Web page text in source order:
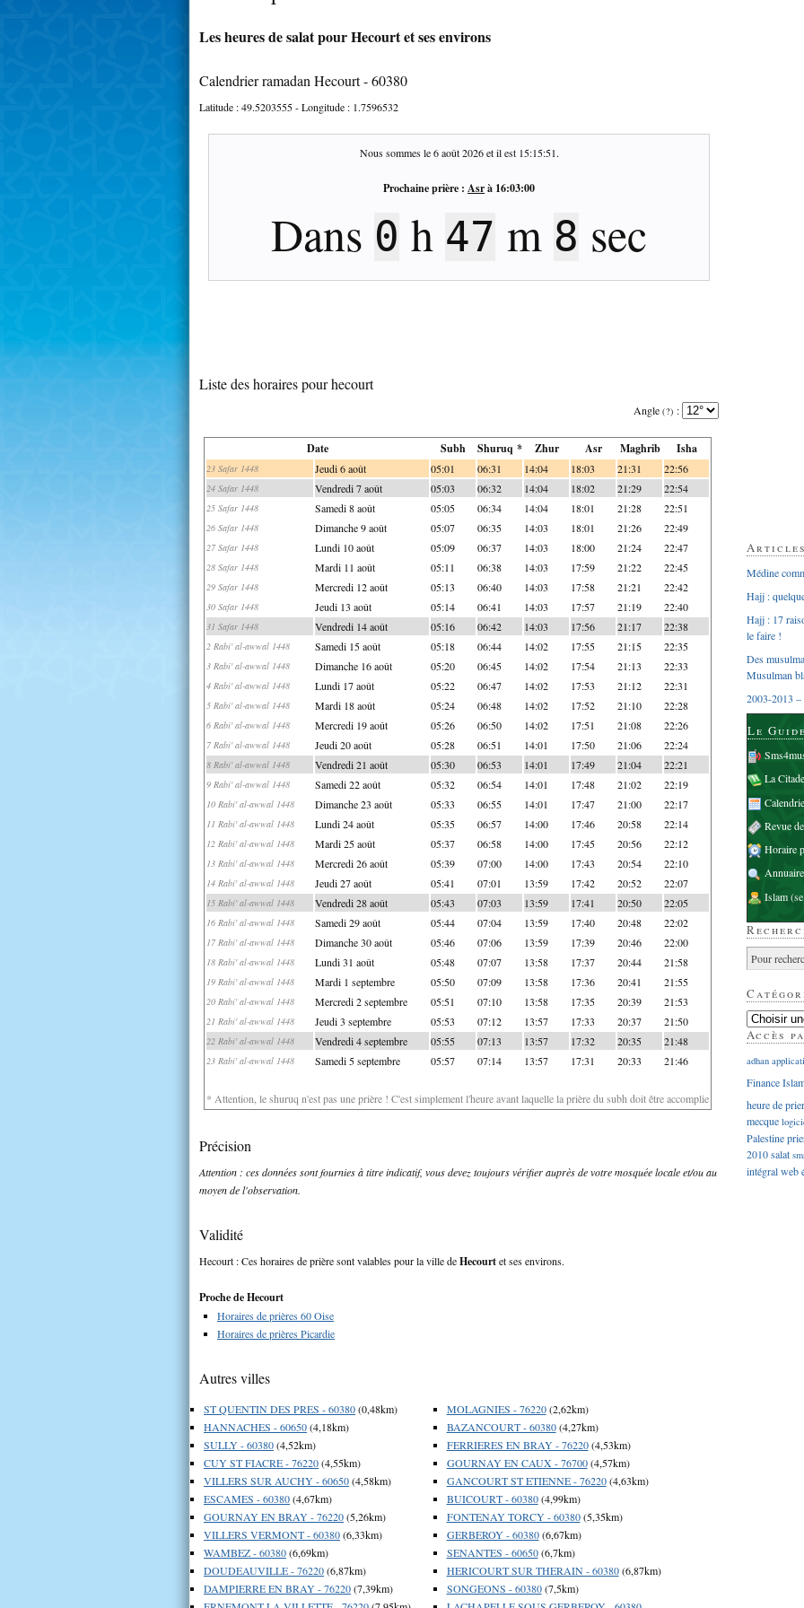
Les heures de salat pour Hecourt et ses environs
Calendrier ramadan Hecourt - 60380
Latitude :49.5203555- Longitude : 1.7596532
Nous sommes le6 août 2026et il est 15:15:52.
Prochaine prière : Asrà 16:03:00
Dans 0 h 47 m 7 sec
Liste des horaires pour hecourt
Angle (?) :
Date Subh Shuruq * Zhur Asr Maghrib Isha
23 Safar 1448 Jeudi 6 août 05:01 06:31 14:04 18:03 21:31 22:56
24 Safar 1448 Vendredi 7 août 05:03 06:32 14:04 18:02 21:29 22:54
25 Safar 1448 Samedi 8 août 05:05 06:34 14:04 18:01 21:28 22:51
26 Safar 1448 Dimanche 9 août 05:07 06:35 14:03 18:01 21:26 22:49
27 Safar 1448 Lundi 10 août 05:09 06:37 14:03 18:00 21:24 22:47
28 Safar 1448 Mardi 11 août 05:11 06:38 14:03 17:59 21:22 22:45
29 Safar 1448 Mercredi 12 août 05:13 06:40 14:03 17:58 21:21 22:42
30 Safar 1448 Jeudi 13 août 05:14 06:41 14:03 17:57 21:19 22:40
31 Safar 1448 Vendredi 14 août 05:16 06:42 14:03 17:56 21:17 22:38
2 Rabi' al-awwal 1448 Samedi 15 août 05:18 06:44 14:02 17:55 21:15 22:35
3 Rabi' al-awwal 1448 Dimanche 16 août 05:20 06:45 14:02 17:54 21:13 22:33
4 Rabi' al-awwal 1448 Lundi 17 août 05:22 06:47 14:02 17:53 21:12 22:31
5 Rabi' al-awwal 1448 Mardi 18 août 05:24 06:48 14:02 17:52 21:10 22:28
6 Rabi' al-awwal 1448 Mercredi 19 août 05:26 06:50 14:02 17:51 21:08 22:26
7 Rabi' al-awwal 1448 Jeudi 20 août 05:28 06:51 14:01 17:50 21:06 22:24
8 Rabi' al-awwal 1448 Vendredi 21 août 05:30 06:53 14:01 17:49 21:04 22:21
9 Rabi' al-awwal 1448 Samedi 22 août 05:32 06:54 14:01 17:48 21:02 22:19
10 Rabi' al-awwal 1448 Dimanche 23 août 05:33 06:55 14:01 17:47 21:00 22:17
11 Rabi' al-awwal 1448 Lundi 24 août 05:35 06:57 14:00 17:46 20:58 22:14
12 Rabi' al-awwal 1448 Mardi 25 août 05:37 06:58 14:00 17:45 20:56 22:12
13 Rabi' al-awwal 1448 Mercredi 26 août 05:39 07:00 14:00 17:43 20:54 22:10
14 Rabi' al-awwal 1448 Jeudi 27 août 05:41 07:01 13:59 17:42 20:52 22:07
15 Rabi' al-awwal 1448 Vendredi 28 août 05:43 07:03 13:59 17:41 20:50 22:05
16 Rabi' al-awwal 1448 Samedi 29 août 05:44 07:04 13:59 17:40 20:48 22:02
17 Rabi' al-awwal 1448 Dimanche 30 août 05:46 07:06 13:59 17:39 20:46 22:00
18 Rabi' al-awwal 1448 Lundi 31 août 05:48 07:07 13:58 17:37 20:44 21:58
19 Rabi' al-awwal 1448 Mardi 1 septembre 05:50 07:09 13:58 17:36 20:41 21:55
20 Rabi' al-awwal 1448 Mercredi 2 septembre 05:51 07:10 13:58 17:35 20:39 21:53
21 Rabi' al-awwal 1448 Jeudi 3 septembre 05:53 07:12 13:57 17:33 20:37 21:50
22 Rabi' al-awwal 1448 Vendredi 4 septembre 05:55 07:13 13:57 17:32 20:35 21:48
23 Rabi' al-awwal 1448 Samedi 5 septembre 05:57 07:14 13:57 17:31 20:33 21:46
* Attention, le shuruq n'est pas une prière ! C'est simplement l'heure avant laquelle la prière du subh doit être accomplie
Précision
Attention : ces données sont fournies à titre indicatif, vous devez toujours vérifier auprès de votre mosquée locale et/ou au
moyen de l'observation.
Validité
Hecourt : Ces horaires de prière sont valables pour la ville deHecourtet ses environs.
Proche de Hecourt
Horaires de prières 60 Oise
Horaires de prières Picardie
Autres villes
ST QUENTIN DES PRES - 60380(0,48km)
HANNACHES - 60650(4,18km)
SULLY - 60380(4,52km)
CUY ST FIACRE - 76220(4,55km)
VILLERS SUR AUCHY - 60650(4,58km)
ESCAMES - 60380(4,67km)
GOURNAY EN BRAY - 76220(5,26km)
VILLERS VERMONT - 60380(6,33km)
WAMBEZ - 60380(6,69km)
DOUDEAUVILLE - 76220(6,87km)
DAMPIERRE EN BRAY - 76220(7,39km)
MOLAGNIES - 76220(2,62km)
BAZANCOURT - 60380(4,27km)
FERRIERES EN BRAY - 76220(4,53km)
GOURNAY EN CAUX - 76700(4,57km)
GANCOURT ST ETIENNE - 76220(4,63km)
BUICOURT - 60380(4,99km)
FONTENAY TORCY - 60380(5,35km)
GERBEROY - 60380(6,67km)
SENANTES - 60650(6,7km)
HERICOURT SUR THERAIN - 60380(6,87km)
SONGEONS - 60380(7,5km)
Médine
Hajj :
Hajj : 17
le faire !
Des
Musulman
2003-2013 –
Le
La
Revue
Horaire
Islam
Accès
adhan
Finance
heure de
mecque
Palestine
2010salat
intégralweb